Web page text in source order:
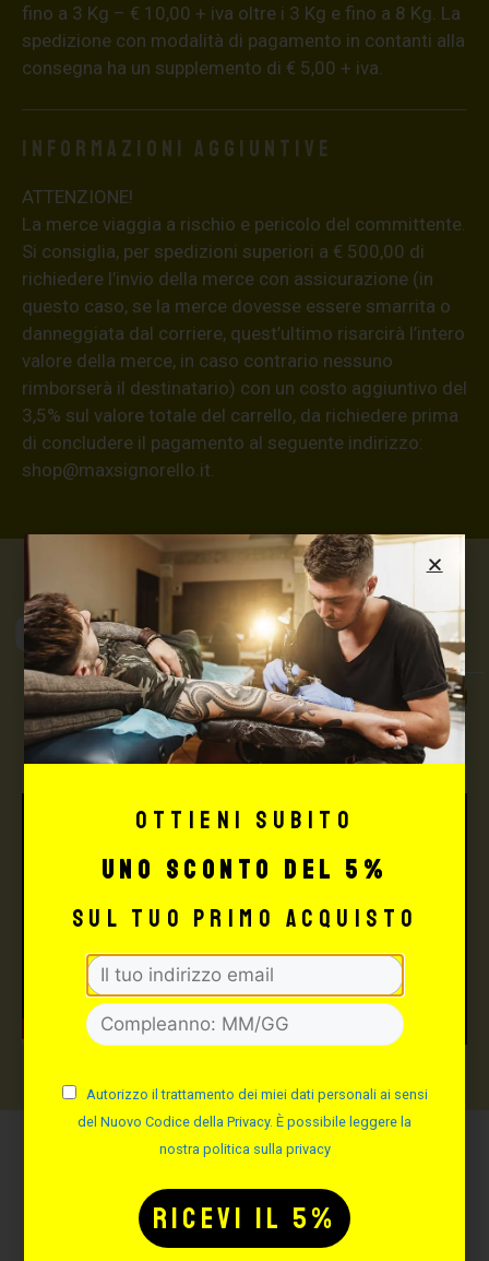
fino a 3 Kg – € 10,00 + iva oltre i 3 Kg e fino a 8 Kg. La
spedizione con modalità di pagamento in contanti alla
consegna ha un supplemento di € 5,00 + iva.
Informazioni aggiuntive
ATTENZIONE!
La merce viaggia a rischio e pericolo del committente.
Si consiglia, per spedizioni superiori a € 500,00 di
richiedere l’invio della merce con assicurazione (in
questo caso, se la merce dovesse essere smarrita o
danneggiata dal corriere, quest’ultimo risarcirà l’intero
valore della merce, in caso contrario nessuno
rimborserà il destinatario) con un costo aggiuntivo del
3,5% sul valore totale del carrello, da richiedere prima
di concludere il pagamento al seguente indirizzo:
shop@maxsignorello.it
Max Signorello
Tattoo Supply
TUTTO PER IL TUO
TATTOO STUDIO
Potrebbe interessarti
anche:
Ottieni subito
uno sconto del 5%
sul tuo primo acquisto
Autorizzo il trattamento dei miei dati personali ai sensi
del Nuovo Codice della Privacy. È possibile leggere la
nostra politica sulla privacy